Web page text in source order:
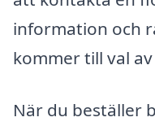
information och
kommer till val
När du beställer